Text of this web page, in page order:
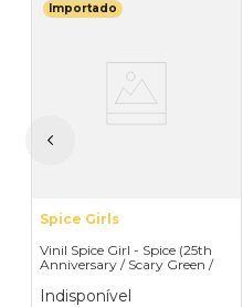
Importado
Spice Girls
Vinil Spice Girl - Spice (25th
Anniversary / Scary Green /
Indisponível